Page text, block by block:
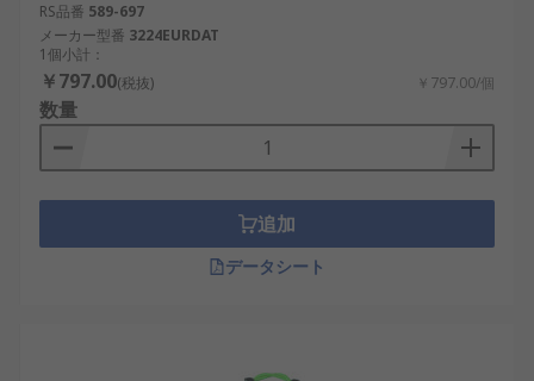
RS品番 589-697
メーカー型番 3224EURDAT
1個小計：
￥797.00(税抜) ￥797.00/個
数量
追加
データシート